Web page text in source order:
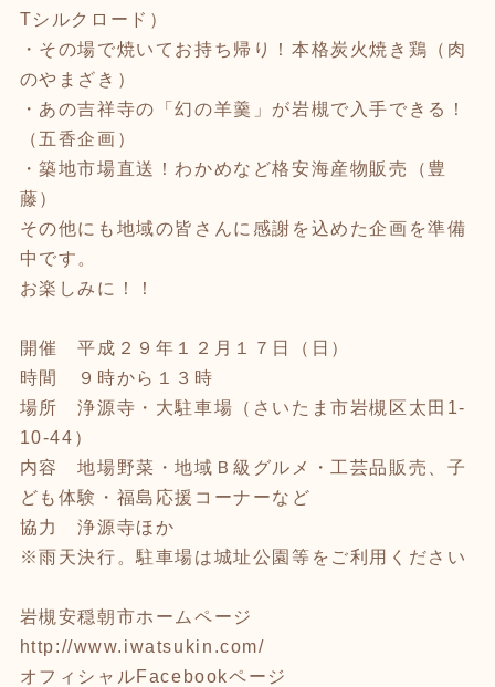
Tシルクロード）
・その場で焼いてお持ち帰り！本格炭火焼き鶏（肉
のやまざき）
・あの吉祥寺の「幻の羊羹」が岩槻で入手できる！
（五香企画）
・築地市場直送！わかめなど格安海産物販売（豊
藤）
その他にも地域の皆さんに感謝を込めた企画を準備
中です。
お楽しみに！！
開催 平成２９年１２月１７日（日）
時間 ９時から１３時
場所 浄源寺・大駐車場（さいたま市岩槻区太田1-
10-44）
内容 地場野菜・地域Ｂ級グルメ・工芸品販売、子
ども体験・福島応援コーナーなど
協力 浄源寺ほか
※雨天決行。駐車場は城址公園等をご利用ください
岩槻安穏朝市ホームページ
http://www.iwatsukin.com/
オフィシャルFacebookページ